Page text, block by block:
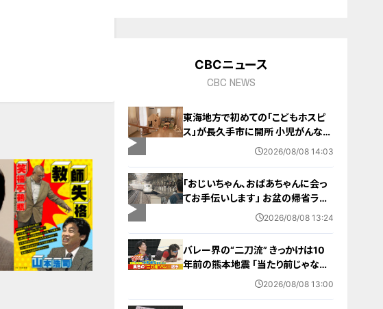
CBCニュース
CBC NEWS
東海地方で初めての「こどもホスピ
ス」が長久手市に開所 小児がんなど
重い病気の子どもと家族を支える施
2026/08/08 14:03
「おじいちゃん、おばあちゃんに会っ
てお手伝いします」 お盆の帰省ラッ
シュが本格化 東海道新幹線下りがピ
2026/08/08 13:24
バレー界の“二刀流” きっかけは10
年前の熊本地震 ｢当たり前じゃなか
った｣ オフシーズンゼロの過酷スケ
2026/08/08 13:00